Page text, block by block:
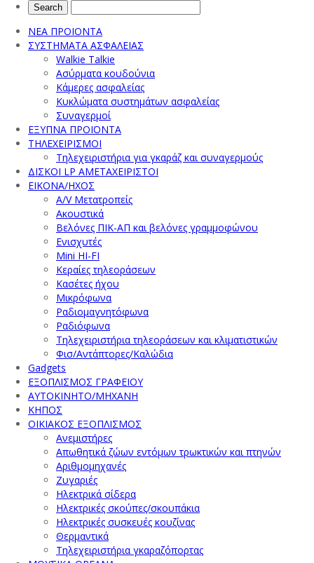
ΝΕΑ ΠΡΟΙΟΝΤΑ
ΣΥΣΤΗΜΑΤΑ ΑΣΦΑΛΕΙΑΣ
Walkie Talkie
Ασύρματα κουδούνια
Κάμερες ασφαλείας
Κυκλώματα συστημάτων ασφαλείας
Συναγερμοί
ΕΞΥΠΝΑ ΠΡΟΪΟΝΤΑ
ΤΗΛΕΧΕΙΡΙΣΜΟΙ
Τηλεχειριστήρια για γκαράζ και συναγερμούς
ΔΙΣΚΟΙ LP ΑΜΕΤΑΧΕΙΡΙΣΤΟΙ
ΕΙΚΟΝΑ/ΗΧΟΣ
A/V Μετατροπείς
Ακουστικά
Βελόνες ΠΙΚ-ΑΠ και βελόνες γραμμοφώνου
Ενισχυτές
Mini HI-FI
Κεραίες τηλεοράσεων
Κασέτες ήχου
Μικρόφωνα
Ραδιομαγνητόφωνα
Ραδιόφωνα
Τηλεχειριστήρια τηλεοράσεων και κλιματιστικών
Φισ/Αντάπτορες/Καλώδια
Gadgets
ΕΞΟΠΛΙΣΜΟΣ ΓΡΑΦΕΙΟΥ
ΑΥΤΟΚΙΝΗΤΟ/ΜΗΧΑΝΗ
ΚΗΠΟΣ
ΟΙΚΙΑΚΟΣ ΕΞΟΠΛΙΣΜΟΣ
Ανεμιστήρες
Απωθητικά ζώων εντόμων τρωκτικών και πτηνών
Αριθμομηχανές
Ζυγαριές
Ηλεκτρικά σίδερα
Ηλεκτρικές σκούπες/σκουπάκια
Ηλεκτρικές συσκευές κουζίνας
Θερμαντικά
Τηλεχειριστήρια γκαραζόπορτας